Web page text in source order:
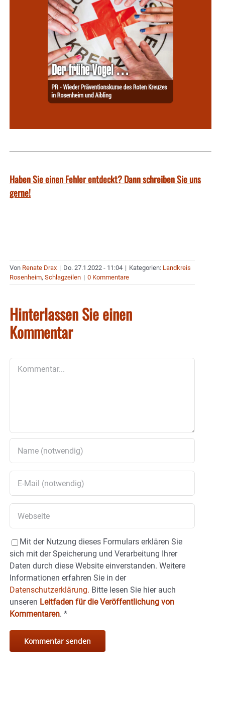
Haben Sie einen Fehler entdeckt? Dann schreiben Sie uns
gerne!
Von Renate Drax | Do. 27.1.2022 - 11:04 | Kategorien: Landkreis
Rosenheim, Schlagzeilen | 0 Kommentare
Hinterlassen Sie einen
Kommentar
Mit der Nutzung dieses Formulars erklären Sie
sich mit der Speicherung und Verarbeitung Ihrer
Daten durch diese Website einverstanden. Weitere
Informationen erfahren Sie in der
Datenschutzerklärung. Bitte lesen Sie hier auch
unseren Leitfaden für die Veröffentlichung von
Kommentaren. *